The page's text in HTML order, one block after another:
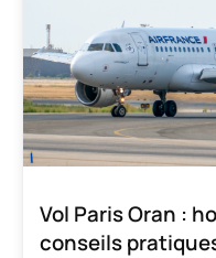
Vol Paris Oran :
conseils